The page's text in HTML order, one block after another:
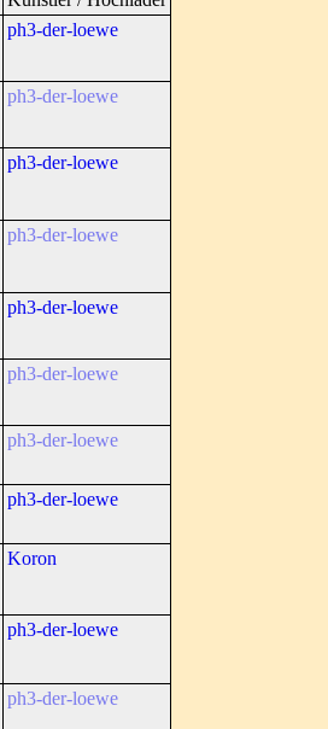
ph3-der-loewe
ph3-der-loewe
ph3-der-loewe
ph3-der-loewe
ph3-der-loewe
ph3-der-loewe
ph3-der-loewe
ph3-der-loewe
Koron
ph3-der-loewe
ph3-der-loewe